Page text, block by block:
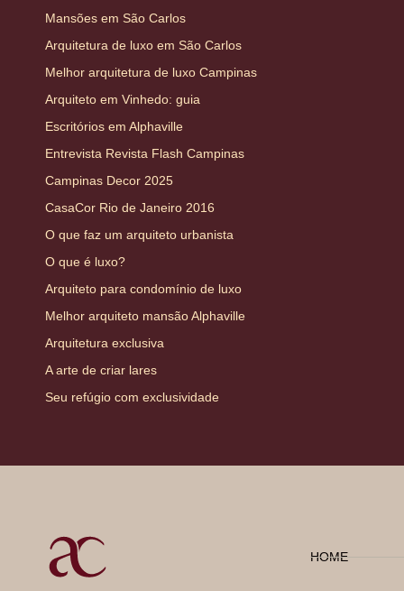
Mansões em São Carlos
Arquitetura de luxo em São Carlos
Melhor arquitetura de luxo Campinas
Arquiteto em Vinhedo: guia
Escritórios em Alphaville
Entrevista Revista Flash Campinas
Campinas Decor 2025
CasaCor Rio de Janeiro 2016
O que faz um arquiteto urbanista
O que é luxo?
Arquiteto para condomínio de luxo
Melhor arquiteto mansão Alphaville
Arquitetura exclusiva
A arte de criar lares
Seu refúgio com exclusividade
HOME